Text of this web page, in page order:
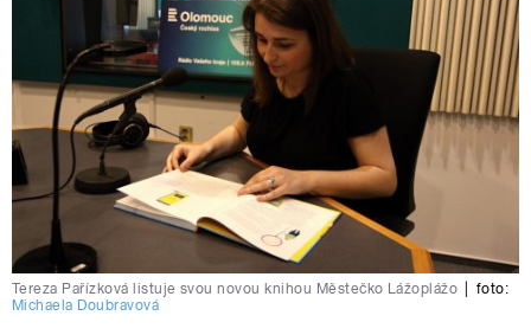
Tereza Pařízková listuje svou novou knihou Městečko Lážoplážo
foto:
Michaela Doubravová